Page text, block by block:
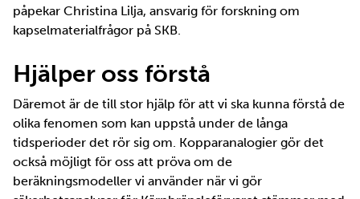
påpekar Christina Lilja, ansvarig för forskning om
kapselmaterialfrågor på SKB.
Hjälper oss förstå
Däremot är de till stor hjälp för att vi ska kunna förstå de
olika fenomen som kan uppstå under de långa
tidsperioder det rör sig om. Kopparanalogier gör det
också möjligt för oss att pröva om de
beräkningsmodeller vi använder när vi gör